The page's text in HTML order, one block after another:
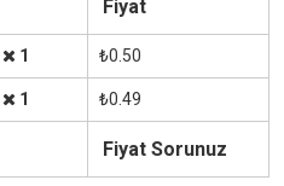
Fiyat
1 ₺0.50
1 ₺0.49
Fiyat Sorunuz